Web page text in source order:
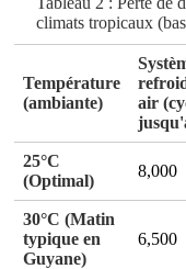
climats tropicaux
Température
(ambiante)
air
25°C
(Optimal)
8,000
30°C (Matin
typique en
Guyane)
6,500